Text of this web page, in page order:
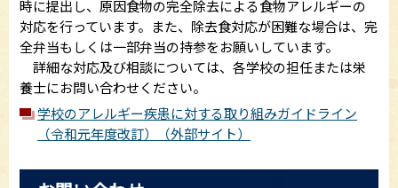
時に提出し、原因食物の完全除去による食物アレルギーの
対応を行っています。また、除去食対応が困難な場合は、完
全弁当もしくは一部弁当の持参をお願いしています。
詳細な対応及び相談については、各学校の担任または栄
養士にお問い合わせください。
学校のアレルギー疾患に対する取り組みガイドライン
（令和元年度改訂）（外部サイト）